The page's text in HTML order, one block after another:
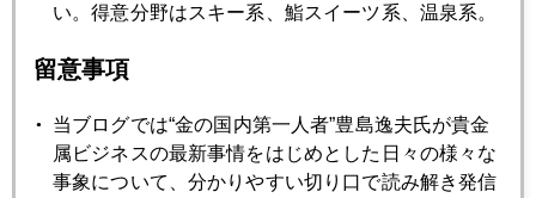
ジャクソンホール、金市場が最も注目することとは
2022年08月22日
北の果ての砂金掘り体験が人気
い。得意分野はスキー系、鮨スイーツ系、温泉系。
留意事項
当ブログでは“金の国内第一人者”豊島逸夫氏が貴金
属ビジネスの最新事情をはじめとした日々の様々な
事象について、分かりやすい切り口で読み解き発信